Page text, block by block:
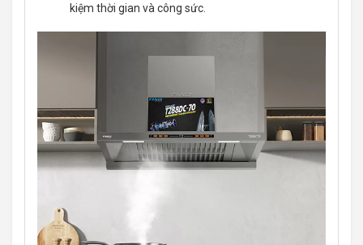
kiệm thời gian và công sức.